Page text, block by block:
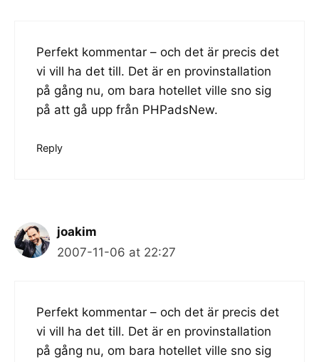
Perfekt kommentar – och det är precis det
vi vill ha det till. Det är en provinstallation
på gång nu, om bara hotellet ville sno sig
på att gå upp från PHPadsNew.
Reply
joakim
2007-11-06 at 22:27
Perfekt kommentar – och det är precis det
vi vill ha det till. Det är en provinstallation
på gång nu, om bara hotellet ville sno sig